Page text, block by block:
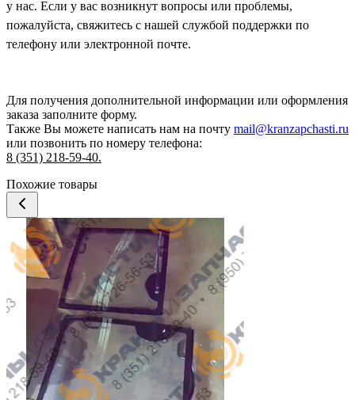
у нас. Если у вас возникнут вопросы или проблемы,
пожалуйста, свяжитесь с нашей службой поддержки по
телефону или электронной почте.
Для получения дополнительной информации или оформления
заказа заполните форму.
Также Вы можете написать нам на почту mail@kranzapchasti.ru
или позвонить по номеру телефона:
8 (351) 218-59-40.
Похожие товары